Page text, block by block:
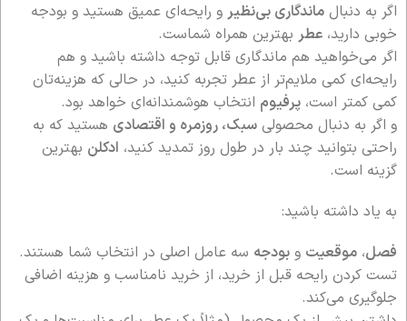
اگر به دنبال ماندگاری بی‌نظیر و رایحه‌ای عمیق هستید و بودجه
خوبی دارید، عطر بهترین همراه شماست.
اگر می‌خواهید هم ماندگاری قابل توجه داشته باشید و هم
رایحه‌ای کمی ملایم‌تر از عطر تجربه کنید، در حالی که هزینه‌تان
کمی کمتر است، پرفیوم انتخاب هوشمندانه‌ای خواهد بود.
و اگر به دنبال محصولی سبک، روزمره و اقتصادی هستید که به
راحتی بتوانید چند بار در طول روز تمدید کنید، ادکلن بهترین
گزینه است.
به یاد داشته باشید:
فصل، موقعیت و بودجه سه عامل اصلی در انتخاب شما هستند.
تست کردن رایحه قبل از خرید، از خرید نامناسب و هزینه اضافی
جلوگیری می‌کند.